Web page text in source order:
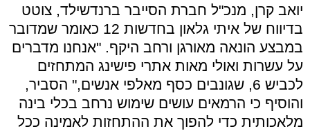
יואב קרן, מנכ"ל חברת הסייבר ברנדשילד, צוטט
בדיווח של איתי גלאון בחדשות 12 כאומר שמדובר
במבצע הונאה מאורגן ורחב היקף. "אנחנו מדברים
על עשרות ואולי מאות אתרי פישינג המתחזים
לכביש 6, שגונבים כסף מאלפי אנשים," הסביר,
והוסיף כי הרמאים עושים שימוש נרחב בכלי בינה
מלאכותית כדי להפוך את ההתחזות לאמינה ככל